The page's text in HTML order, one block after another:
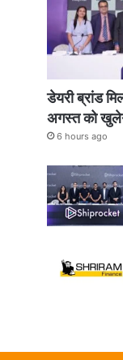
डेयरी ब्रांड
अगस्त को
6 hours ago